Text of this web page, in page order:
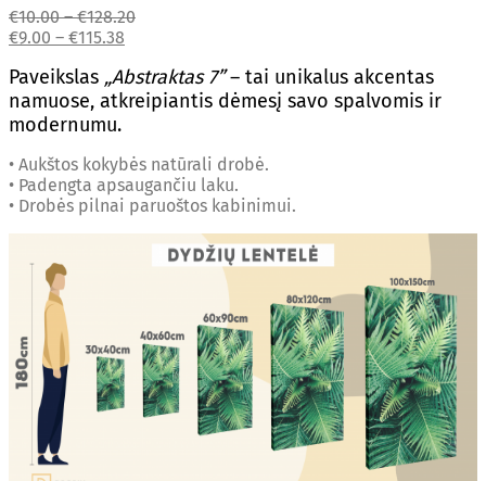
€10.00–€128.20
€9.00 – €115.38
Paveikslas „Abstraktas 7”– tai unikalus akcentas
namuose, atkreipiantis dėmesį savo spalvomis ir
modernumu.
• Aukštos kokybės natūrali drobė.
• Padengta apsaugančiu laku.
• Drobės pilnai paruoštos kabinimui.